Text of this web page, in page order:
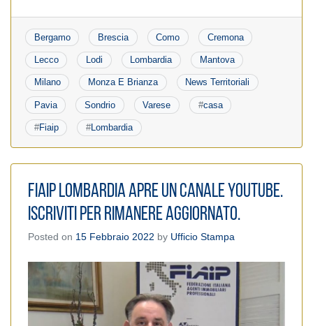
Bergamo Brescia Como Cremona
Lecco Lodi Lombardia Mantova
Milano Monza E Brianza News Territoriali
Pavia Sondrio Varese #casa
#Fiaip #Lombardia
FIAIP Lombardia apre un canale YOUTUBE.
Iscriviti per rimanere aggiornato.
Posted on 15 Febbraio 2022 by Ufficio Stampa